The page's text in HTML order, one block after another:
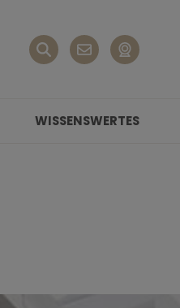
WISSENSWERTES